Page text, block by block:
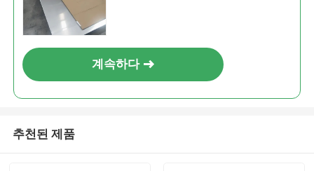
계속하다
추천된 제품